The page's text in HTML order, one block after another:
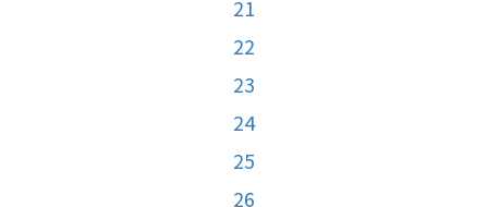
21
22
23
24
25
26